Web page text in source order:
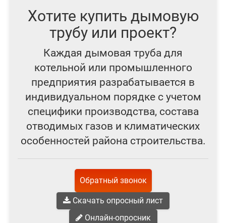
Хотите купить дымовую
трубу или проект?
Каждая дымовая труба для
котельной или промышленного
предприятия разрабатывается в
индивидуальном порядке с учетом
специфики производства, состава
отводимых газов и климатических
особенностей района строительства.
Обратный звонок
Скачать опросный лист
Онлайн-опросник